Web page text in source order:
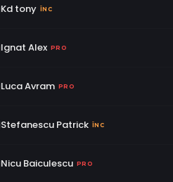
Kd tony ÎNC
Ignat Alex PRO
Luca Avram PRO
Stefanescu Patrick ÎNC
Nicu Baiculescu PRO